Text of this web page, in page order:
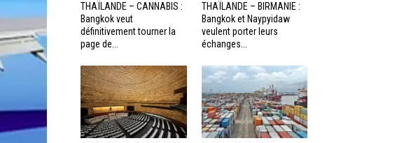
THAÏLANDE – CANNABIS :
Bangkok veut
définitivement tourner la
page de...
THAÏLANDE – BIRMANIE :
Bangkok et Naypyidaw
veulent porter leurs
échanges...